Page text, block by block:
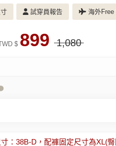
試穿員報告 海外Free
$ 899 1,080
：38B-D，配褲固定尺寸為XL(